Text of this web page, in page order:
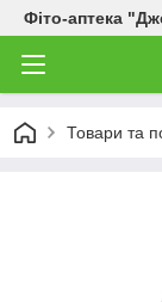
Фіто-аптека
Товари та